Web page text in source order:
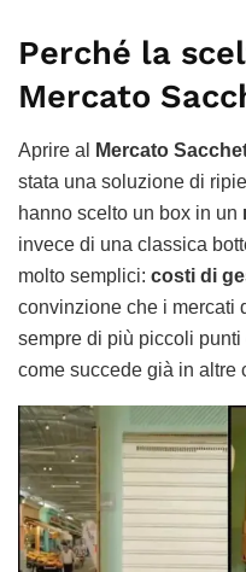
Perché la
Mercato
Aprire al Mercato
stata una soluzione di
hanno scelto un box in un
invece di una classica
molto semplici: costi di
convinzione che i mercati
sempre di più piccoli punti
come succede già in altre